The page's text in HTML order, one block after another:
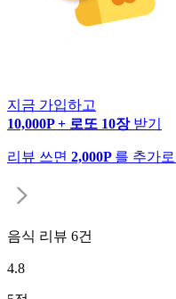
지금 가입하고
10,000P + 로또 10장 받기
리뷰 쓰면 2,000P 를 추가
음식 리뷰 6건
4.8